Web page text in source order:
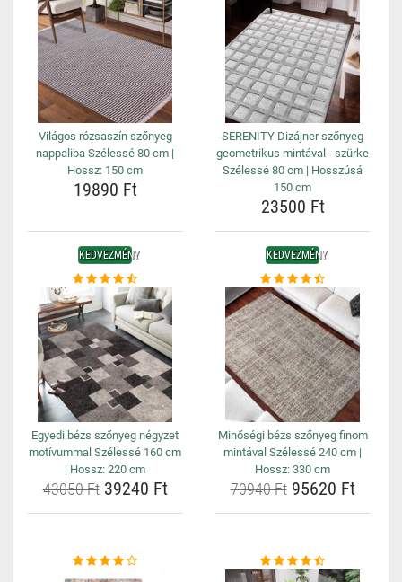
Világos rózsaszín szőnyeg
nappaliba Szélessé 80 cm |
Hossz: 150 cm
19890 Ft
SERENITY Dizájner szőnyeg
geometrikus mintával - szürke
Szélessé 80 cm | Hosszúsá
150 cm
23500 Ft
KEDVEZMÉNY
Egyedi bézs szőnyeg négyzet
motívummal Szélessé 160 cm
| Hossz: 220 cm
43050 Ft39240 Ft
KEDVEZMÉNY
Minőségi bézs szőnyeg finom
mintával Szélessé 240 cm |
Hossz: 330 cm
70940 Ft95620 Ft